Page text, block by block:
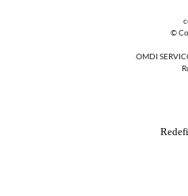
©
OMDI
Rua